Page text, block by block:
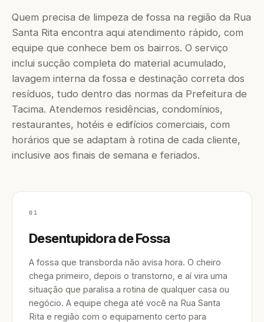
Quem precisa de limpeza de fossa na região da Rua
Santa Rita encontra aqui atendimento rápido, com
equipe que conhece bem os bairros. O serviço
inclui sucção completa do material acumulado,
lavagem interna da fossa e destinação correta dos
resíduos, tudo dentro das normas da Prefeitura de
Tacima. Atendemos residências, condomínios,
restaurantes, hotéis e edifícios comerciais, com
horários que se adaptam à rotina de cada cliente,
inclusive aos finais de semana e feriados.
01
Desentupidora de Fossa
A fossa que transborda não avisa hora. O cheiro
chega primeiro, depois o transtorno, e aí vira uma
situação que paralisa a rotina de qualquer casa ou
negócio. A equipe chega até você na Rua Santa
Rita e região com o equipamento certo para